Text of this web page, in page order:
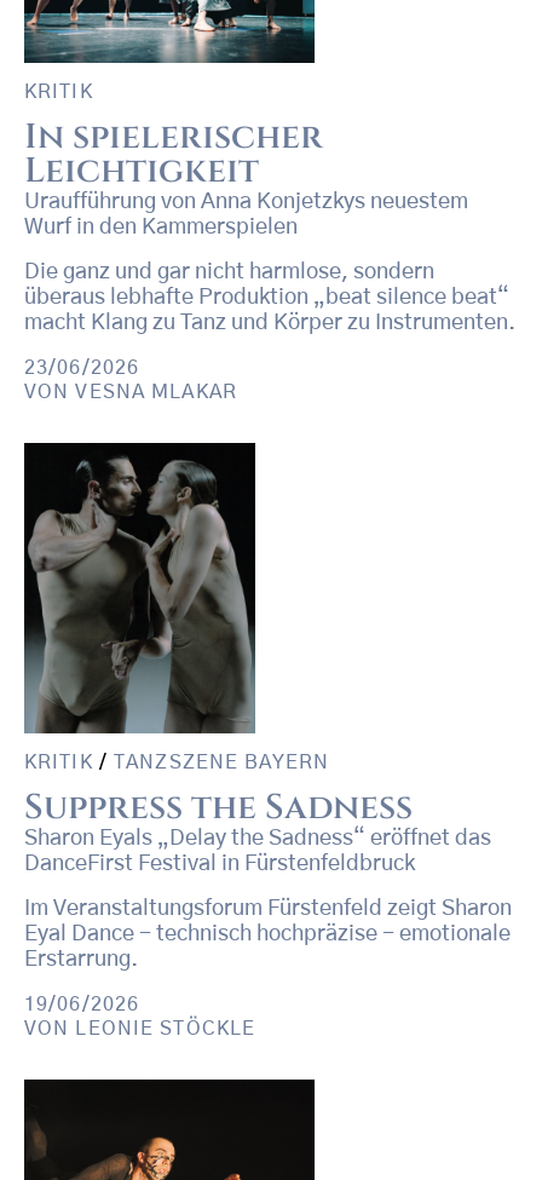
KRITIK
In spielerischer
Leichtigkeit
Uraufführung von Anna Konjetzkys neuestem
Wurf in den Kammerspielen
Die ganz und gar nicht harmlose, sondern
überaus lebhafte Produktion „beat silence beat“
macht Klang zu Tanz und Körper zu Instrumenten.
23/06/2026
VONVESNA MLAKAR
KRITIK / TANZSZENE BAYERN
Suppress the Sadness
Sharon Eyals „Delay the Sadness“ eröffnet das
DanceFirst Festival in Fürstenfeldbruck
Im Veranstaltungsforum Fürstenfeld zeigt Sharon
Eyal Dance - technisch hochpräzise - emotionale
Erstarrung.
19/06/2026
VON
LEONIE STÖCKLE